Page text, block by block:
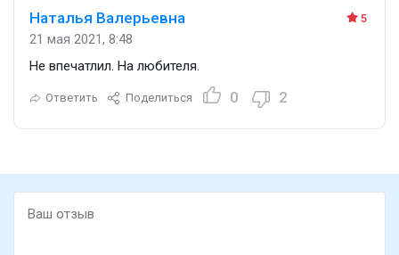
время, потому что он очень свежий, искрящийся. Он
наполнит вас энергией и чувственностью. Это один из
тех ароматов, который вы захотите носить круглый год.
5
Наталья Валерьевна
21 мая 2021, 8:48
Не впечатлил. На любителя.
Ответить Поделиться 0 2